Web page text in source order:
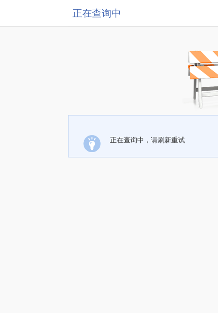
正在查询中
正在查询中，请刷新重试